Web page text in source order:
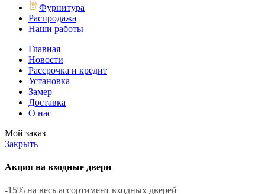
Фурнитура
Распродажа
Наши работы
Главная
Новости
Рассрочка и кредит
Установка
Замер
Доставка
О нас
Мой заказ
Закрыть
Акция на входные двери
-15% на весь ассортимент входных дверей